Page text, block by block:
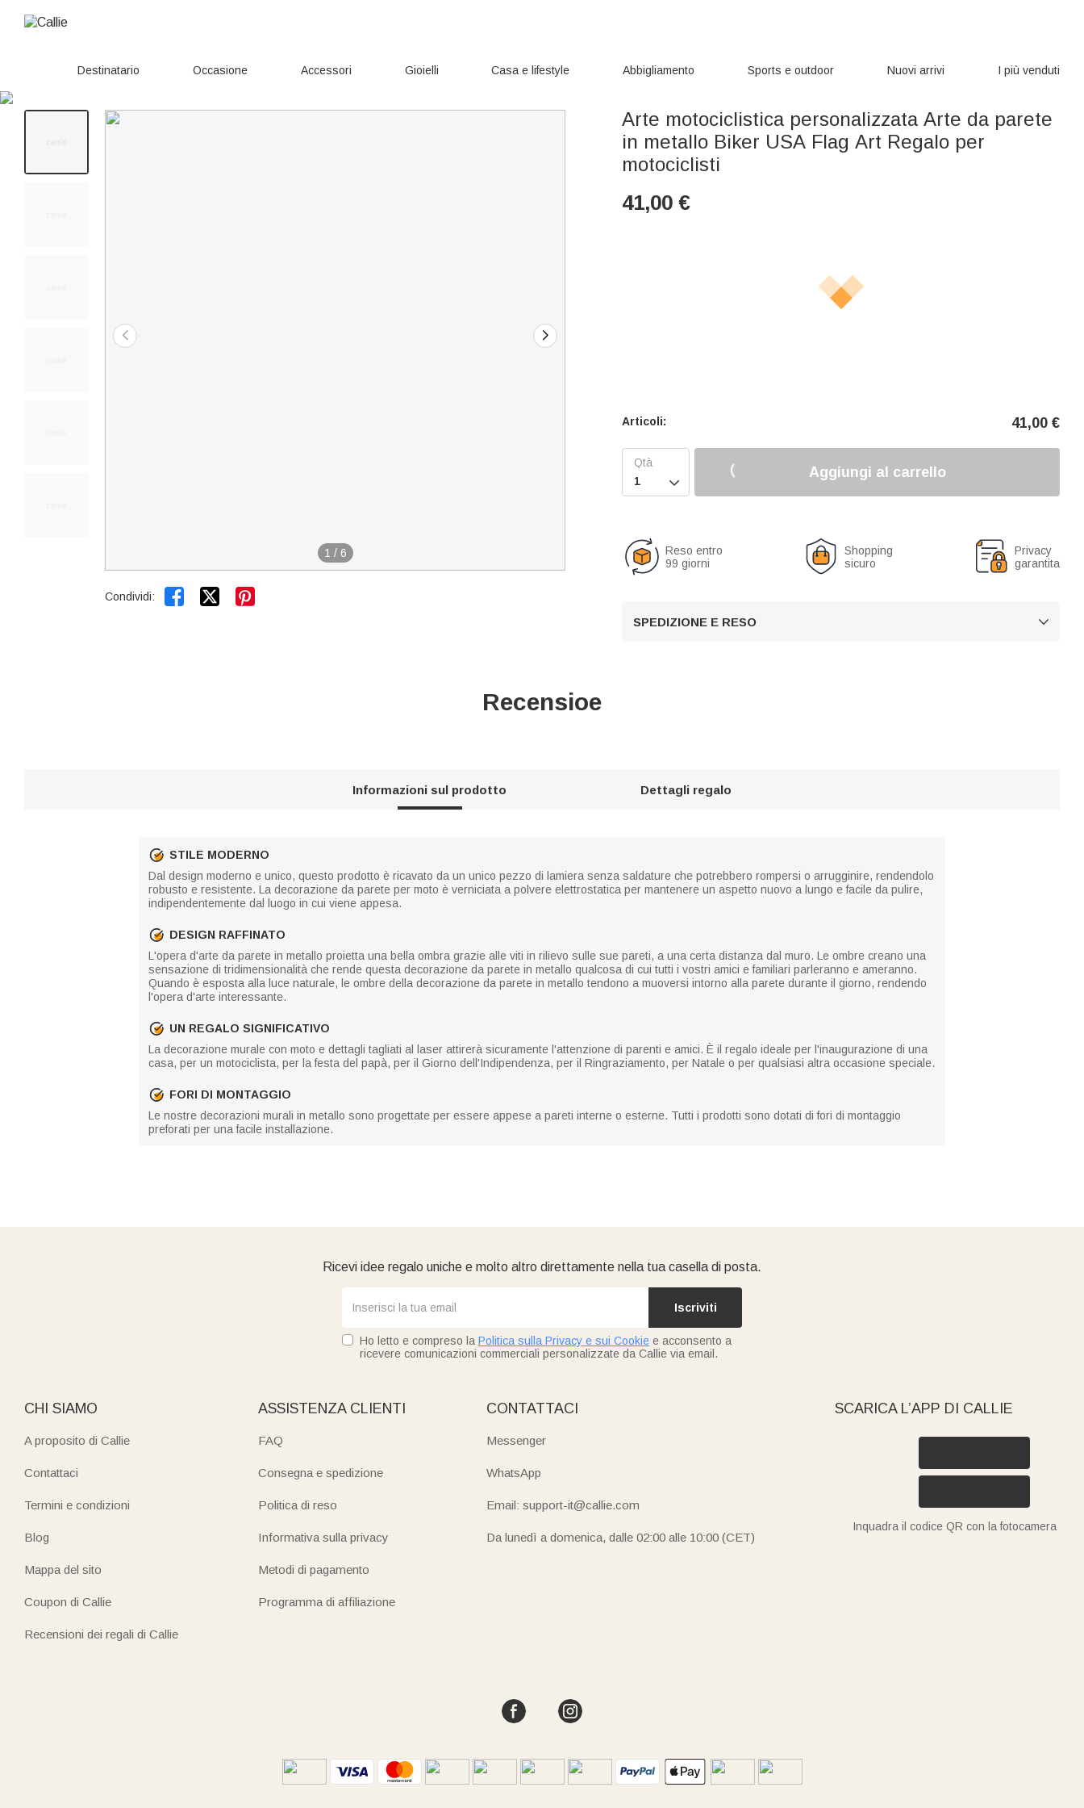
Destinatario Occasione Accessori Gioielli Casa e lifestyle Abbigliamento Sports e outdoor Nuovi arrivi I più venduti
1 / 6
Condividi:  
Arte motociclistica personalizzata Arte da parete
in metallo Biker USA Flag Art Regalo per
motociclisti
41,00 €
Articoli: 41,00 €

Aggiungi al carrello
Reso entro
99 giorni
Shopping
sicuro
Privacy
garantita
SPEDIZIONE E RESO 
Recensioe
Informazioni sul prodotto Dettagli regalo
STILE MODERNO
Dal design moderno e unico, questo prodotto è ricavato da un unico pezzo di lamiera senza saldature che potrebbero rompersi o arrugginire, rendendolo
robusto e resistente. La decorazione da parete per moto è verniciata a polvere elettrostatica per mantenere un aspetto nuovo a lungo e facile da pulire,
indipendentemente dal luogo in cui viene appesa.
DESIGN RAFFINATO
L'opera d'arte da parete in metallo proietta una bella ombra grazie alle viti in rilievo sulle sue pareti, a una certa distanza dal muro. Le ombre creano una
sensazione di tridimensionalità che rende questa decorazione da parete in metallo qualcosa di cui tutti i vostri amici e familiari parleranno e ameranno.
Quando è esposta alla luce naturale, le ombre della decorazione da parete in metallo tendono a muoversi intorno alla parete durante il giorno, rendendo
l'opera d'arte interessante.
UN REGALO SIGNIFICATIVO
La decorazione murale con moto e dettagli tagliati al laser attirerà sicuramente l'attenzione di parenti e amici. È il regalo ideale per l'inaugurazione di una
casa, per un motociclista, per la festa del papà, per il Giorno dell'Indipendenza, per il Ringraziamento, per Natale o per qualsiasi altra occasione speciale.
FORI DI MONTAGGIO
Le nostre decorazioni murali in metallo sono progettate per essere appese a pareti interne o esterne. Tutti i prodotti sono dotati di fori di montaggio
preforati per una facile installazione.
Ricevi idee regalo uniche e molto altro direttamente nella tua casella di posta.
Iscriviti
Ho letto e compreso la Politica sulla Privacy e sui Cookie e acconsento a
ricevere comunicazioni commerciali personalizzate da Callie via email.
CHI SIAMO
A proposito di Callie
Contattaci
Termini e condizioni
Blog
Mappa del sito
Coupon di Callie
Recensioni dei regali di Callie
ASSISTENZA CLIENTI
FAQ
Consegna e spedizione
Politica di reso
Informativa sulla privacy
Metodi di pagamento
Programma di affiliazione
CONTATTACI
Messenger
WhatsApp
Email: support-it@callie.com
Da lunedì a domenica, dalle 02:00 alle 10:00 (CET)
SCARICA L’APP DI CALLIE
Inquadra il codice QR con la fotocamera